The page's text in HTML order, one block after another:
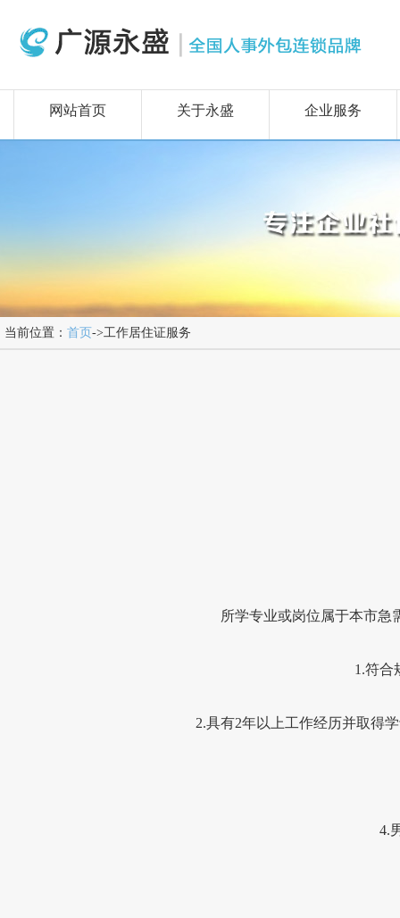
网站首页 关于永盛 企业服务
当前位置： 首页 ->工作居住证服务
所学专业或岗位属于本市急
1.符合
2.具有2年以上工作经历并取得
4.